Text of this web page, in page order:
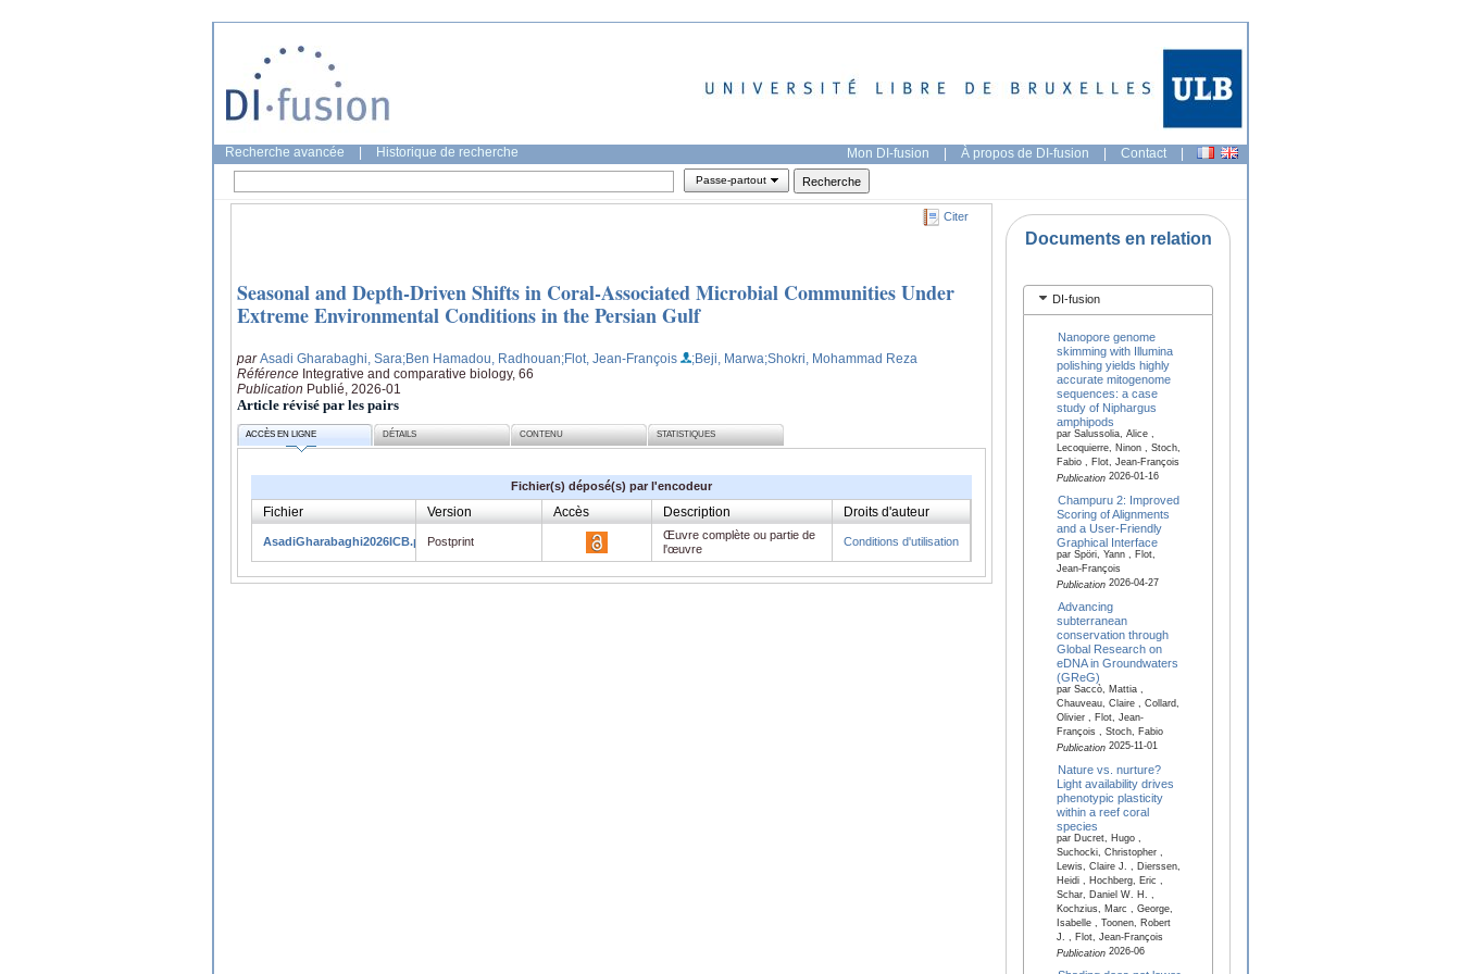
Recherche avancée Historique de recherche Mon DI-fusion | À propos de DI-fusion | Contact |
Passe-partout
Citer
Seasonal and Depth-Driven Shifts in Coral-Associated Microbial Communities Under
Extreme Environmental Conditions in the Persian Gulf
parAsadi Gharabaghi, Sara;Ben Hamadou, Radhouan;Flot, Jean-François ;Beji, Marwa;Shokri, Mohammad Reza
Référence Integrative and comparative biology, 66
Publication Publié, 2026-01
Article révisé par les pairs
ACCÈS EN LIGNE DÉTAILS CONTENU STATISTIQUES
Fichier(s) déposé(s) par l'encodeur
Fichier Version Accès Description Droits d'auteur
AsadiGharabaghi2026ICB.pdfPostprint
Œuvre complète ou partie de
l'œuvre
Conditions d'utilisation
Documents en relation
DI-fusion
Nanopore genome
skimming with Illumina
polishing yields highly
accurate mitogenome
sequences: a case
study of Niphargus
amphipods
par Salussolia, Alice ,
Lecoquierre, Ninon , Stoch,
Fabio , Flot, Jean-François
Publication2026-01-16
Champuru 2: Improved
Scoring of Alignments
and a User‐Friendly
Graphical Interface
par Spöri, Yann , Flot,
Jean-François
Publication2026-04-27
Advancing
subterranean
conservation through
Global Research on
eDNA in Groundwaters
(GReG)
par Saccò, Mattia ,
Chauveau, Claire , Collard,
Olivier , Flot, Jean-
François , Stoch, Fabio
Publication2025-11-01
Nature vs. nurture?
Light availability drives
phenotypic plasticity
within a reef coral
species
par Ducret, Hugo ,
Suchocki, Christopher ,
Lewis, Claire J. , Dierssen,
Heidi , Hochberg, Eric ,
Schar, Daniel W. H. ,
Kochzius, Marc , George,
Isabelle , Toonen, Robert
J. , Flot, Jean-François
Publication2026-06